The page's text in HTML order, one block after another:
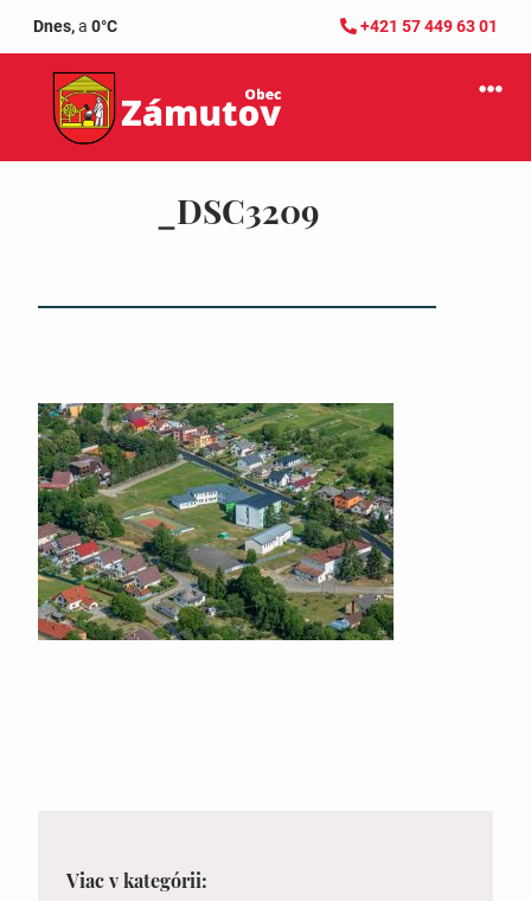
Dnes,a 0°C +421 57 449 63 01
_DSC3209
Viac v kategórii: